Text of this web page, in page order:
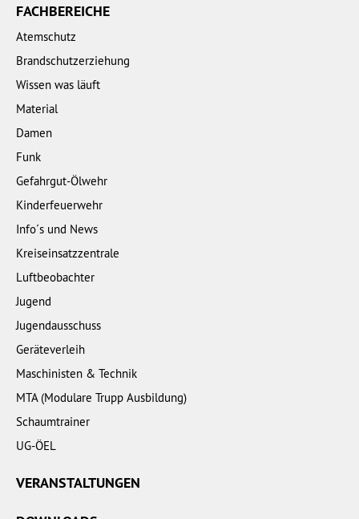
FACHBEREICHE
Atemschutz
Brandschutzerziehung
Wissen was läuft
Material
Damen
Funk
Gefahrgut-Ölwehr
Kinderfeuerwehr
Info´s und News
Kreiseinsatzzentrale
Luftbeobachter
Jugend
Jugendausschuss
Geräteverleih
Maschinisten & Technik
MTA (Modulare Trupp Ausbildung)
Schaumtrainer
UG-ÖEL
VERANSTALTUNGEN